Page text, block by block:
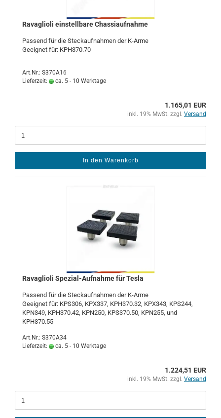
Ra­vaglio­li ein­stell­ba­re Chas­si­auf­nah­me
Pas­send für die Steck­auf­nah­men der K-​Arme
Ge­eig­net für: KPH370.70
Art.Nr.: S370A16
Lieferzeit:
ca. 5 - 10 Werktage
1.165,01 EUR
inkl. 19% MwSt. zzgl. Versand
In den Warenkorb
Ra­vaglio­li Spezial-​​Auf­nah­me für Tesla
Pas­send für die Steck­auf­nah­men der K-​Arme
Ge­eig­net für: KPS306, KPX337, KPH370.32, KPX343, KPS244,
KPN349, KPH370.42, KPN250, KPS370.50, KPN255, und
KPH370.55
Art.Nr.: S370A34
Lieferzeit:
ca. 5 - 10 Werktage
1.224,51 EUR
inkl. 19% MwSt. zzgl. Versand